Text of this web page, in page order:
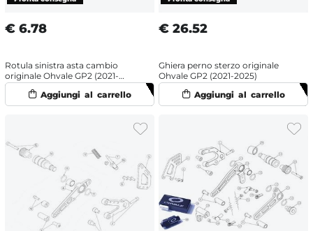
€ 6.78
Rotula sinistra asta cambio
originale Ohvale GP2 (2021-
2025)
€ 26.52
Ghiera perno sterzo originale
Ohvale GP2 (2021-2025)